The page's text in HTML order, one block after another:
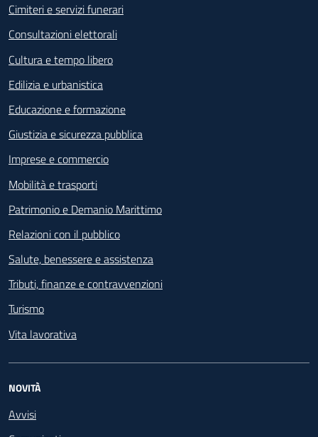
Cimiteri e servizi funerari
Consultazioni elettorali
Cultura e tempo libero
Edilizia e urbanistica
Educazione e formazione
Giustizia e sicurezza pubblica
Imprese e commercio
Mobilità e trasporti
Patrimonio e Demanio Marittimo
Relazioni con il pubblico
Salute, benessere e assistenza
Tributi, finanze e contravvenzioni
Turismo
Vita lavorativa
NOVITÀ
Avvisi